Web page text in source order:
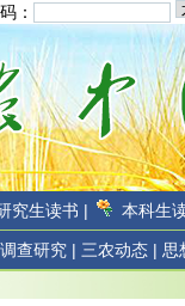
：
究生读书 | 本科生
调查研究 | 三农动态 | 思